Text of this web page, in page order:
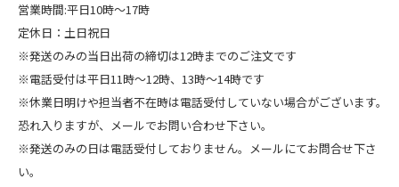
営業時間:平日10時～17時
定休日：土日祝日
※発送のみの当日出荷の締切は12時までのご注文です
※電話受付は平日11時～12時、13時～14時です
※休業日明けや担当者不在時は電話受付していない場合がございます。
恐れ入りますが、メールでお問い合わせ下さい。
※発送のみの日は電話受付しておりません。メールにてお問合せ下さ
い。